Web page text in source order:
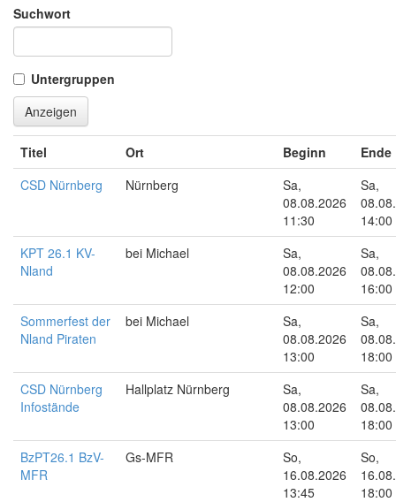
Suchwort
Untergruppen
Anzeigen
Titel Ort Beginn
Ende
CSD Nürnberg
Nürnberg
Sa,
08.08.2026
11:30
Sa,
14:00
KPT 26.1 KV-
Nland
bei Michael
Sa,
08.08.2026
12:00
Sa,
16:00
Sommerfest der
Nland Piraten
bei Michael
Sa,
08.08.2026
13:00
Sa,
18:00
CSD Nürnberg
Infostände
Hallplatz Nürnberg
Sa,
08.08.2026
13:00
Sa,
18:00
BzPT26.1 BzV-
MFR
Gs-MFR
So,
16.08.2026
13:45
So,
18:00